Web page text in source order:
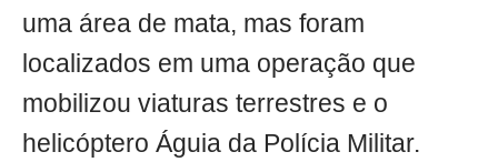
uma área de mata, mas foram
localizados em uma operação que
mobilizou viaturas terrestres e o
helicóptero Águia da Polícia Militar.